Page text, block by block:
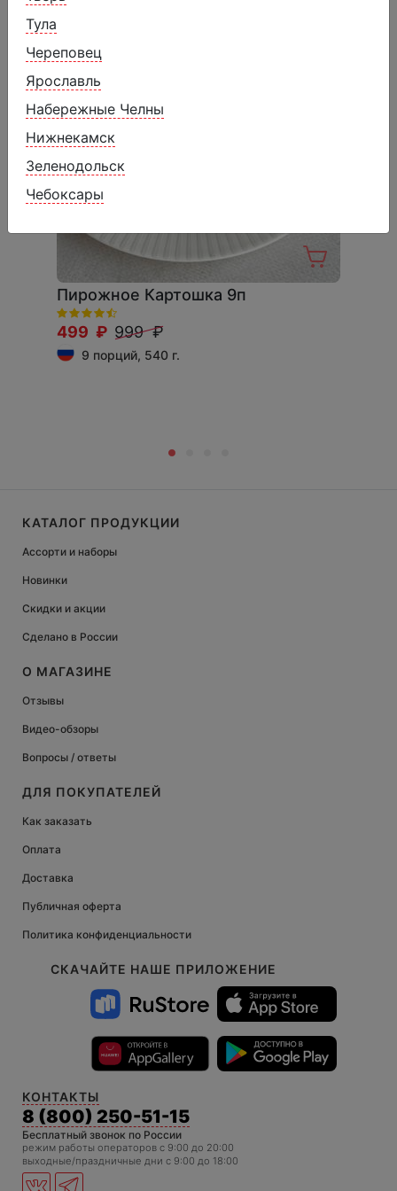
Тула
Череповец
Ярославль
Набережные Челны
Нижнекамск
Зеленодольск
Чебоксары
Пирожное Картошка 9п
499 ₽ 999 ₽
9 порций, 540 г.
СКАЧАЙТЕ НАШЕ ПРИЛОЖЕНИЕ
КОНТАКТЫ
8 (800) 250-51-15
Бесплатный звонок по России
режим работы операторов c 9:00 до 20:00
выходные/праздничные дни с 9:00 до 18:00
КАТАЛОГ ПРОДУКЦИИ
Ассорти и наборы
Новинки
Скидки и акции
Сделано в России
О МАГАЗИНЕ
Отзывы
Видео-обзоры
Вопросы / ответы
ДЛЯ ПОКУПАТЕЛЕЙ
Как заказать
Оплата
Доставка
Публичная оферта
Политика конфиденциальности